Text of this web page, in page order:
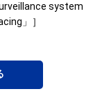
system
」］